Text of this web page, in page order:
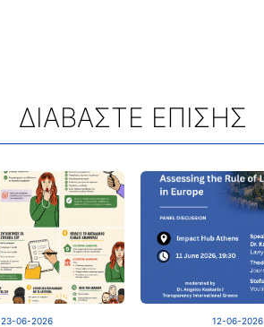
ΔΙΑΒΑΣΤΕ ΕΠΙΣΗΣ
23-06-2026 12-06-2026